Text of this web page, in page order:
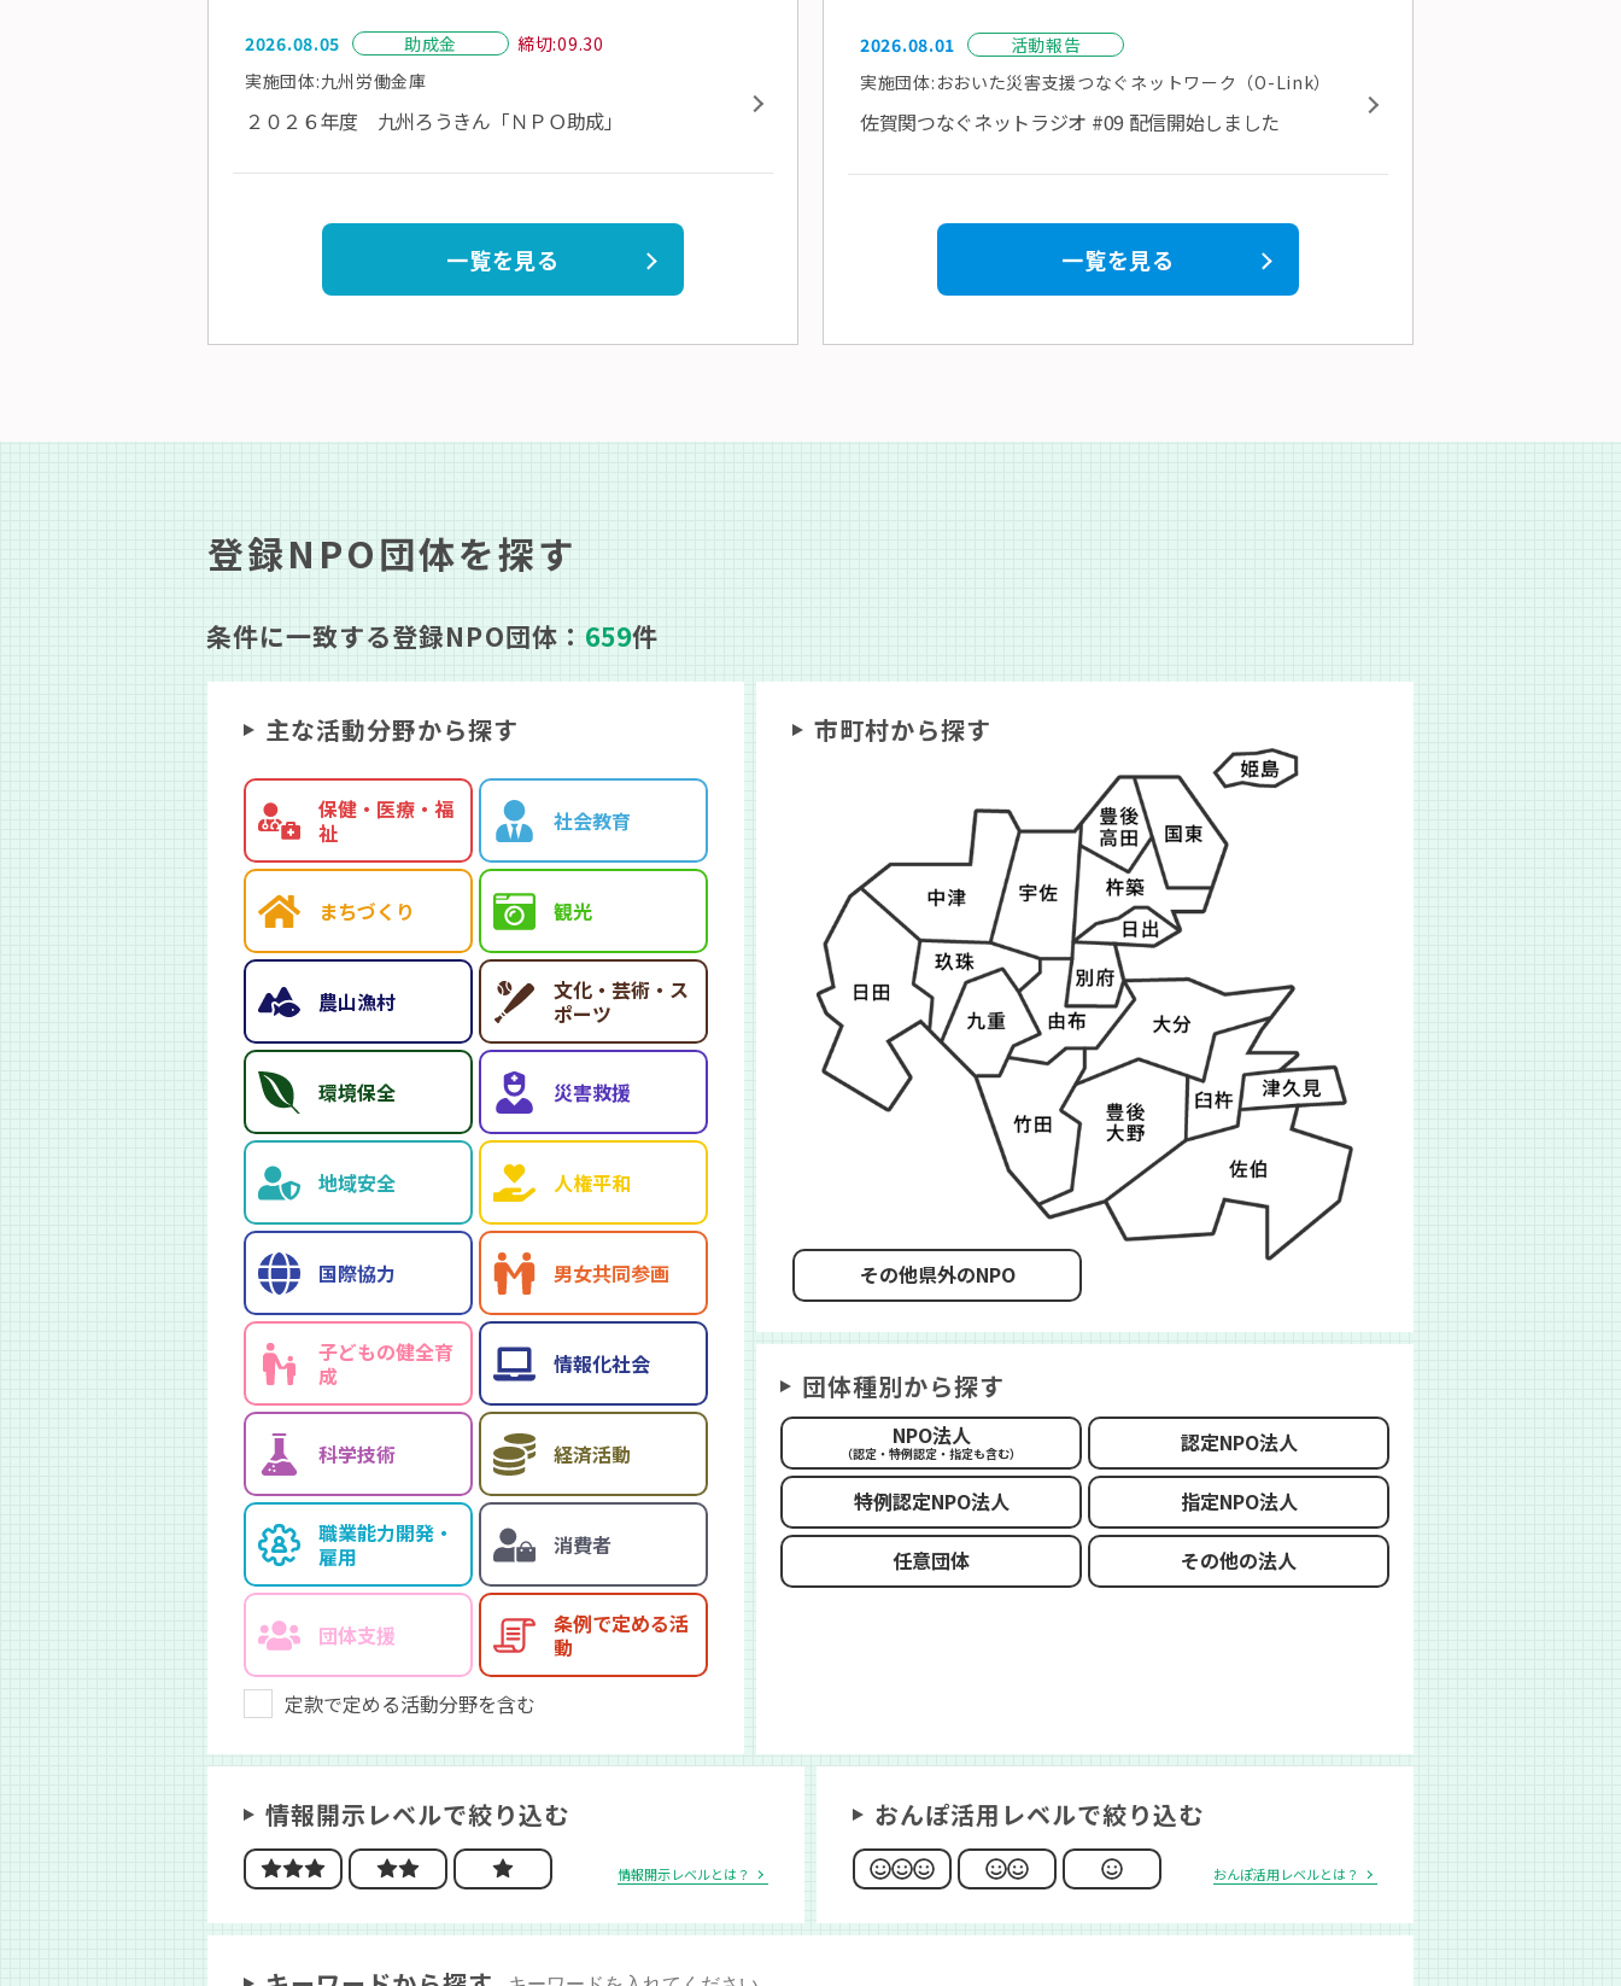
2026.08.05 助成金
締切:09.30
実施団体:九州労働金庫
２０２６年度 九州ろうきん「ＮＰＯ助成」
一覧を見る
2026.08.01
活動報告
実施団体:おおいた災害支援つなぐネットワーク（O-Link）
佐賀関つなぐネットラジオ #09 配信開始しました
一覧を見る
登録NPO団体を探す
条件に一致する登録NPO団体： 659件
主な活動分野から探す
保健・医療・福
祉
社会教育
まちづくり 観光
農山漁村
文化・芸術・ス
ポーツ
環境保全 災害救援
地域安全 人権平和
国際協力 男女共同参画
子どもの健全育
成
情報化社会
科学技術 経済活動
職業能力開発・
雇用
消費者
団体支援
条例で定める活
動
定款で定める活動分野を含む
市町村から探す
その他県外のNPO
団体種別から探す
NPO法人
（認定・特例認定・指定も含む） 認定NPO法人
特例認定NPO法人 指定NPO法人
任意団体 その他の法人
情報開示レベルで絞り込む
情報開示レベルとは？
おんぽ活用レベルで絞り込む
おんぽ活用レベルとは？